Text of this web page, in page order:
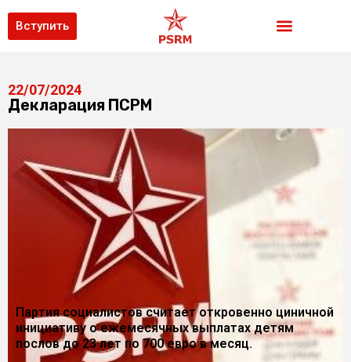
Вступить
22/07/2024
Декларация ПСРМ
Партия социалистов считает откровенно циничной
инициативу о ежемесячных выплатах детям
послов до 23 лет по 700 евро в месяц.